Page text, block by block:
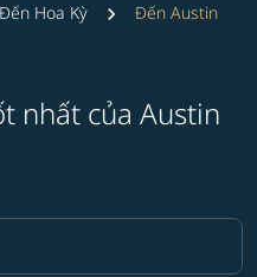
Đến Hoa Kỳ Đến Austin
nhất của Austin